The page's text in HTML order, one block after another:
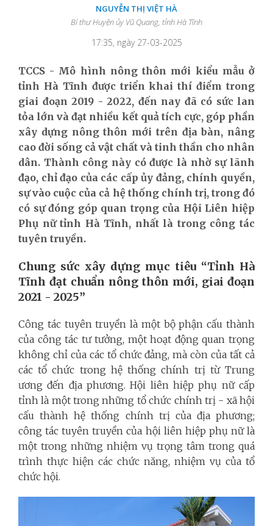
NGUYỄN THỊ VIỆT HÀ
Bí thư Huyện ủy Vũ Quang, tỉnh Hà Tĩnh
17:35, ngày 27-03-2025
TCCS - Mô hình nông thôn mới kiểu mẫu ở
tỉnh Hà Tĩnh được triển khai thí điểm trong
giai đoạn 2019 - 2022, đến nay đã có sức lan
tỏa lớn và đạt nhiều kết quả tích cực, góp phần
xây dựng nông thôn mới trên địa bàn, nâng
cao đời sống cả vật chất và tinh thần cho nhân
dân. Thành công này có được là nhờ sự lãnh
đạo, chỉ đạo của các cấp ủy đảng, chính quyền,
sự vào cuộc của cả hệ thống chính trị, trong đó
có sự đóng góp quan trọng của Hội Liên hiệp
Phụ nữ tỉnh Hà Tĩnh, nhất là trong công tác
tuyên truyền.
Chung sức xây dựng mục tiêu “Tỉnh Hà
Tĩnh đạt chuẩn nông thôn mới, giai đoạn
2021 - 2025”
Công tác tuyên truyền là một bộ phận cấu thành
của công tác tư tưởng, một hoạt động quan trọng
không chỉ của các tổ chức đảng, mà còn của tất cả
các tổ chức trong hệ thống chính trị từ Trung
ương đến địa phương. Hội liên hiệp phụ nữ cấp
tỉnh là một trong những tổ chức chính trị - xã hội
cấu thành hệ thống chính trị của địa phương;
công tác tuyên truyền của hội liên hiệp phụ nữ là
một trong những nhiệm vụ trọng tâm trong quá
trình thực hiện các chức năng, nhiệm vụ của tổ
chức hội.